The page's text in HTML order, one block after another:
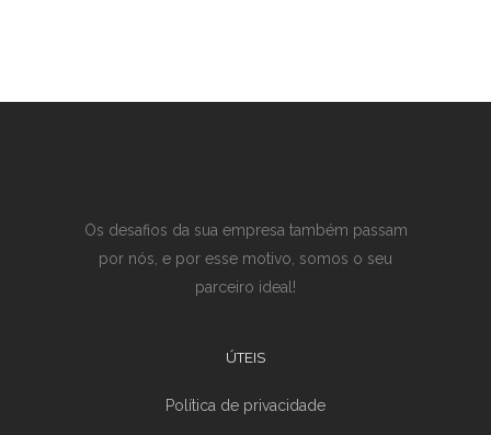
Os desafios da sua empresa também passam
por nós, e por esse motivo, somos o seu
parceiro ideal!
ÚTEIS
Política de privacidade